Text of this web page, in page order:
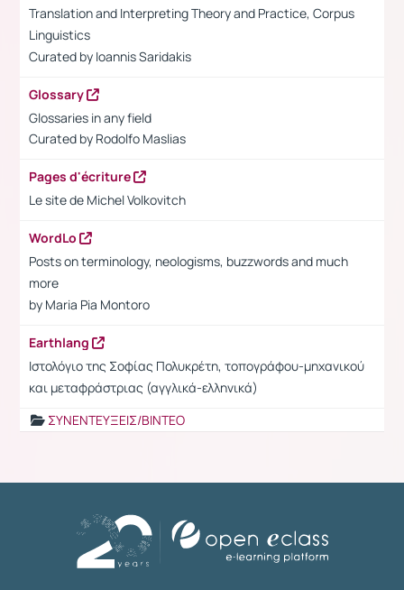
Translation and Interpreting Theory and Practice, Corpus
Linguistics
Curated by Ioannis Saridakis
Glossary
Glossaries in any field
Curated by Rodolfo Maslias
Pages d'écriture
Le site de Michel Volkovitch
WordLo
Posts on terminology, neologisms, buzzwords and much
more
by Maria Pia Montoro
Earthlang
Ιστολόγιο της Σοφίας Πολυκρέτη, τοπογράφου-μηχανικού
και μεταφράστριας (αγγλικά-ελληνικά)
ΣΥΝΕΝΤΕΥΞΕΙΣ/ΒΙΝΤΕΟ